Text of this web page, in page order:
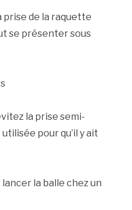
prise de la raquette
se présenter sous
la prise semi-
pour qu’il y ait
lancer la balle chez un